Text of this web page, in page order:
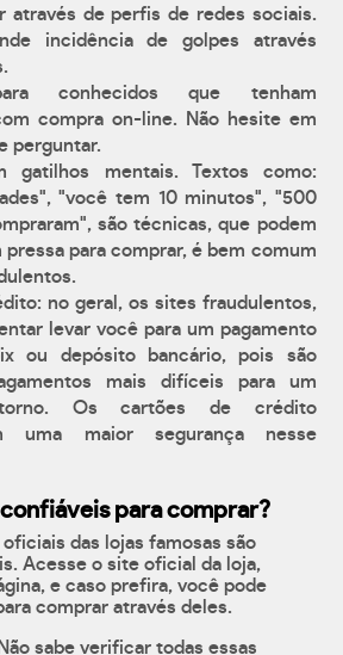
através de perfis de redes sociais.
incidência de golpes através
conhecidos que tenham
compra on-line. Não hesite em
perguntar.
gatilhos mentais. Textos como:
"você tem 10 minutos", "500
são técnicas, que podem
para comprar, é bem comum
no geral, os sites fraudulentos,
levar você para um pagamento
ou depósito bancário, pois são
mais difíceis para um
Os cartões de crédito
uma maior segurança nesse
para comprar?
das lojas famosas são
Acesse o site oficial da loja,
e caso prefira, você pode
comprar através deles.
sabe verificar todas essas